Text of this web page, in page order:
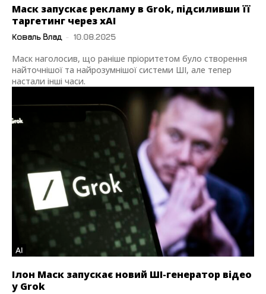
Маск запускає рекламу в Grok, підсиливши її
таргетинг через xAI
Коваль Влад - 10.08.2025
Маск наголосив, що раніше пріоритетом було створення
найточнішої та найрозумнішої системи ШІ, але тепер
настали інші часи.
AI
Ілон Маск запускає новий ШІ-генератор відео
у Grok